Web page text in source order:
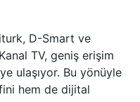
D-Smart ve
TV, geniş erişim
ulaşıyor. Bu yönüyle
hem de dijital